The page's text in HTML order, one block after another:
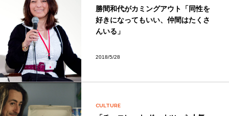
勝間和代がカミングアウト「同性を
好きになってもいい、仲間はたくさ
んいる」
2018/5/28
CULTURE